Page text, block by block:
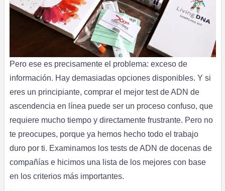
Pero ese es precisamente el problema: exceso de
información. Hay demasiadas opciones disponibles. Y si
eres un principiante, comprar el mejor test de ADN de
ascendencia en línea puede ser un proceso confuso, que
requiere mucho tiempo y directamente frustrante. Pero no
te preocupes, porque ya hemos hecho todo el trabajo
duro por ti. Examinamos los tests de ADN de docenas de
compañías e hicimos una lista de los mejores con base
en los criterios más importantes.